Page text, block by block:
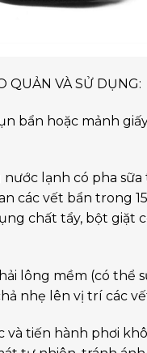
QUẢN VÀ SỬ DỤNG:
bẩn hoặc mảnh
nước lạnh có pha sữa
các vết bẩn trong
chất tẩy, bột giặt
lông mềm (có thể
nhẹ lên vị trí các
và tiến hành phơi